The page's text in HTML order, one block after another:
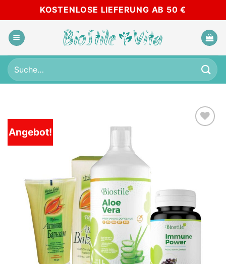
to
content
KOSTENLOSE LIEFERUNG AB 50 €
Suche
nach:
Angebot!